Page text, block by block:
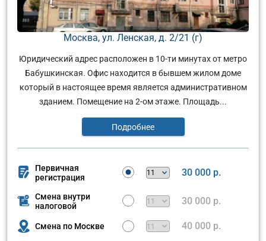
Москва, ул. Ленская, д. 2/21 (г)
Юридический адрес расположен в 10-ти минутах от метро
Бабушкинская. Офис находится в бывшем жилом доме
который в настоящее время является административном
зданием. Помещение на 2-ом этаже. Площадь...
Подробнее
Первичная
регистрация
30 000 р.
Смена внутри
налоговой
30 000 р.
Смена по Москве 40 000 р.